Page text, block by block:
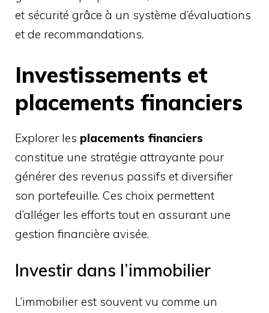
et sécurité grâce à un système d’évaluations
et de recommandations.
Investissements et
placements financiers
Explorer les placements financiers
constitue une stratégie attrayante pour
générer des revenus passifs et diversifier
son portefeuille. Ces choix permettent
d’alléger les efforts tout en assurant une
gestion financière avisée.
Investir dans l’immobilier
L’immobilier est souvent vu comme un